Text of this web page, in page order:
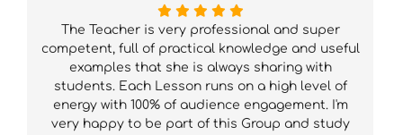
The Teacher is very professional and super
competent, full of practical knowledge and useful
examples that she is always sharing with
students. Each Lesson runs on a high level of
energy with 100% of audience engagement. I'm
very happy to be part of this Group and study